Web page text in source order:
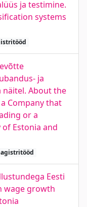
ja testimine.
systems
ja
näitel. About the
Company that
or a
of Estonia and
Eesti
wage growth